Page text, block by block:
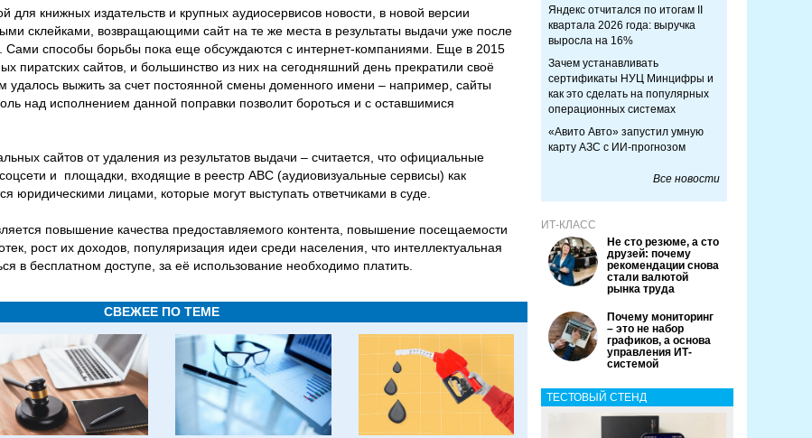
для книжных издательств и крупных аудиосервисов новости, в новой версии
склейками, возвращающими сайт на те же места в результаты выдачи уже после
Сами способы борьбы пока еще обсуждаются с интернет-компаниями. Еще в 2015
пиратских сайтов, и большинство из них на сегодняшний день прекратили своё
удалось выжить за счет постоянной смены доменного имени – например, сайты
над исполнением данной поправки позволит бороться и с оставшимися
сайтов от удаления из результатов выдачи – считается, что официальные
и площадки, входящие в реестр АВС (аудиовизуальные сервисы) как
юридическими лицами, которые могут выступать ответчиками в суде.
повышение качества предоставляемого контента, повышение посещаемости
рост их доходов, популяризация идеи среди населения, что интеллектуальная
в бесплатном доступе, за её использование необходимо платить.
СВЕЖЕЕ ПО ТЕМЕ
Яндекс отчитался по итогам II
квартала 2026 года: выручка
выросла на 16%
Зачем устанавливать
сертификаты НУЦ Минцифры и
как это сделать на популярных
операционных системах
«Авито Авто» запустил умную
карту АЗС с ИИ-прогнозом
Все новости
ИТ-КЛАСС
Не сто резюме, а сто
друзей: почему
рекомендации снова
стали валютой
рынка труда
Почему мониторинг
– это не набор
графиков, а основа
управления ИТ-
системой
ТЕСТОВЫЙ СТЕНД